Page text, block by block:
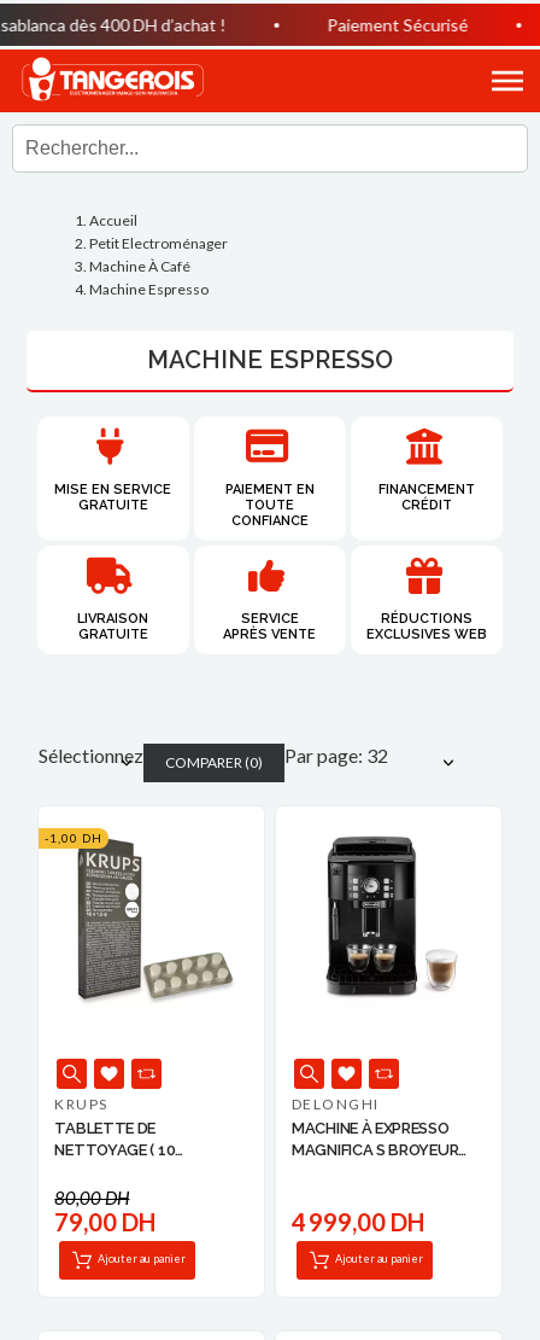
dès 400 DH d’achat ! Paiement Sécurisé
Accueil
Petit Electroménager
Machine À Café
Machine Espresso
MACHINE ESPRESSO
MISE EN SERVICE
GRATUITE
PAIEMENT EN
TOUTE
CONFIANCE
FINANCEMENT
CRÉDIT
LIVRAISON
GRATUITE​
SERVICE
APRÈS VENTE
RÉDUCTIONS
EXCLUSIVES WEB
Sélectionnez COMPARER (0) Par page: 32
-1,00 DH
KRUPS
TABLETTE DE
NETTOYAGE ( 10
80,00 DH
79,00 DH
Ajouter au panier
DELONGHI
MACHINE À EXPRESSO
MAGNIFICA S BROYEUR
4 999,00 DH
Ajouter au panier